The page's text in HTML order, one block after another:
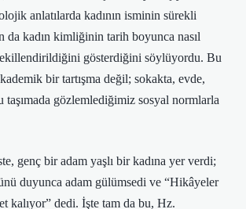
anlatılarda kadının isminin sürekli
da kadın kimliğinin tarih boyunca nasıl
gösterdiğini söylüyordu. Bu
bir tartışma değil; sokakta, evde,
taşımada gözlemlediğimiz sosyal normlarla
genç bir adam yaşlı bir kadına yer verdi;
duyunca adam gülümsedi ve “Hikâyeler
kalıyor” dedi. İşte tam da bu, Hz.